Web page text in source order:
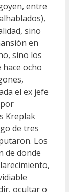
entre
sino
en
sino los
ocho
el ex jefe
Kreplak
de tres
Los
de donde
ocultar o